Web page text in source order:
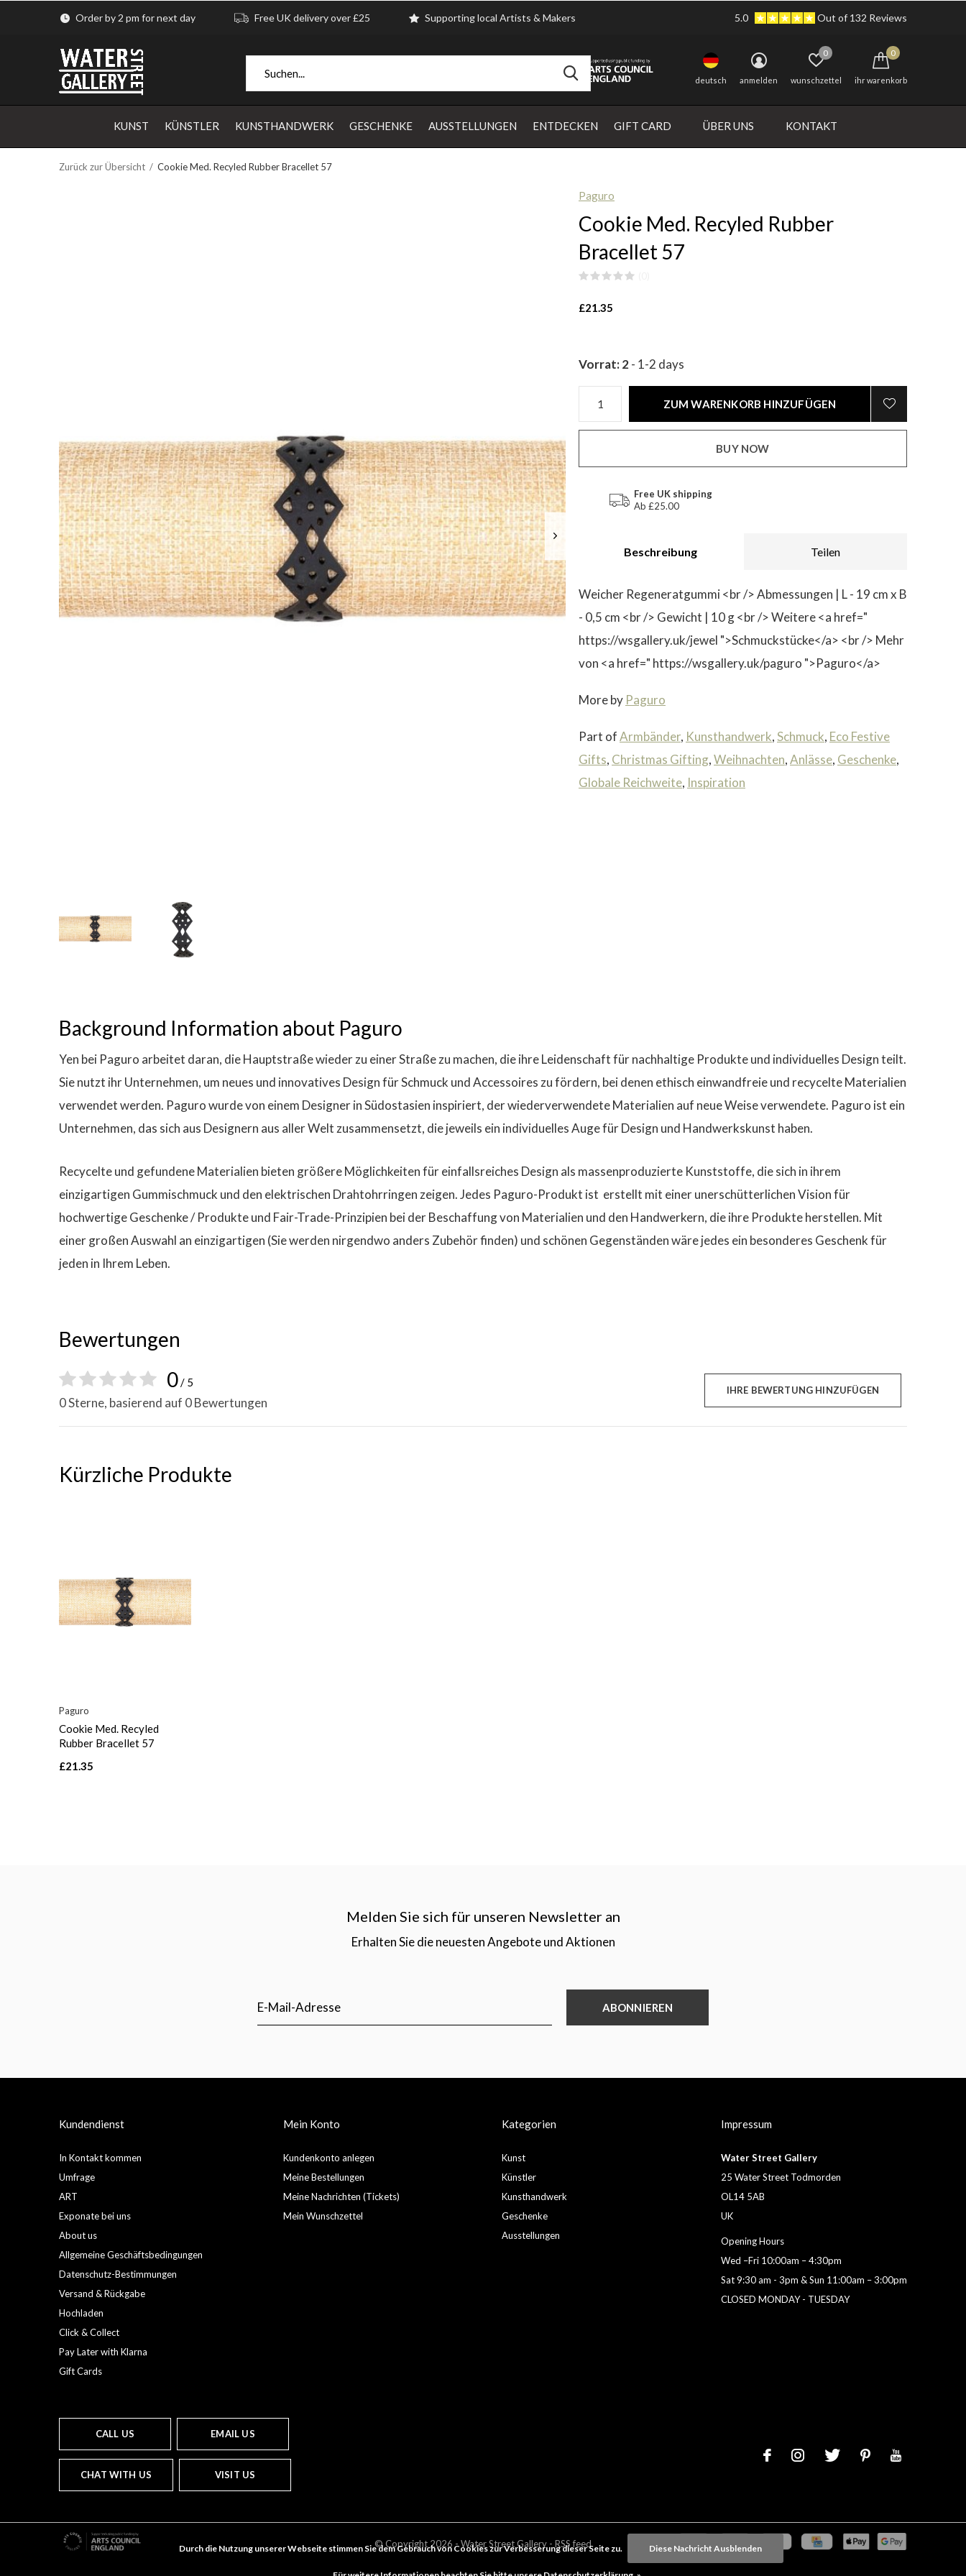
KUNST KÜNSTLER KUNSTHANDWERK GESCHENKE AUSSTELLUNGEN ENTDECKEN GIFT CARD ÜBER UNS KONTAKT
deutsch anmelden wunschzettel
0
ihr warenkorb
0
Order by 2 pm for next day Free UK delivery over £25 Supporting local Artists & Makers 5.0 Out of 132 Reviews
Zurück zur Übersicht Cookie Med. Recyled Rubber Bracellet 57
Paguro
Cookie Med. Recyled Rubber
Bracellet 57
£21.35
Vorrat: 2- 1-2 days
ZUM WARENKORB HINZUFÜGEN
BUY NOW
Free UK shipping
Ab £25.00
Beschreibung Teilen
Weicher Regeneratgummi <br /> Abmessungen | L - 19 cm x B
- 0,5 cm <br /> Gewicht | 10 g <br /> Weitere <a href="
https://wsgallery.uk/jewel ">Schmuckstücke</a> <br /> Mehr
von <a href=" https://wsgallery.uk/paguro ">Paguro</a>
More by Paguro
Part ofArmbänder, Kunsthandwerk,Schmuck, Eco Festive
Gifts, Christmas Gifting,Weihnachten,Anlässe, Geschenke,
Globale Reichweite, Inspiration
Background Information about Paguro
Yen bei Paguro arbeitet daran, die Hauptstraße wieder zu einer Straße zu machen, die ihre Leidenschaft für nachhaltige Produkte und individuelles Design teilt.
Sie nutzt ihr Unternehmen, um neues und innovatives Design für Schmuck und Accessoires zu fördern, bei denen ethisch einwandfreie und recycelte Materialien
verwendet werden. Paguro wurde von einem Designer in Südostasien inspiriert, der wiederverwendete Materialien auf neue Weise verwendete. Paguro ist ein
Unternehmen, das sich aus Designern aus aller Welt zusammensetzt, die jeweils ein individuelles Auge für Design und Handwerkskunst haben.
Recycelte und gefundene Materialien bieten größere Möglichkeiten für einfallsreiches Design als massenproduzierte Kunststoffe, die sich in ihrem
einzigartigen Gummischmuck und den elektrischen Drahtohrringen zeigen. Jedes Paguro-Produkt ist erstellt mit einer unerschütterlichen Vision für
hochwertige Geschenke / Produkte und Fair-Trade-Prinzipien bei der Beschaffung von Materialien und den Handwerkern, die ihre Produkte herstellen. Mit
einer großen Auswahl an einzigartigen (Sie werden nirgendwo anders Zubehör finden) und schönen Gegenständen wäre jedes ein besonderes Geschenk für
jeden in Ihrem Leben.
Bewertungen
0/ 5
0 Sterne, basierend auf 0 Bewertungen
IHRE BEWERTUNG HINZUFÜGEN
Kürzliche Produkte
Paguro
Cookie Med. Recyled
Rubber Bracellet 57
£21.35
Melden Sie sich für unseren Newsletter an
Erhalten Sie die neuesten Angebote und Aktionen
ABONNIEREN
Kundendienst
In Kontakt kommen
Umfrage
ART
Exponate bei uns
About us
Allgemeine Geschäftsbedingungen
Datenschutz-Bestimmungen
Versand & Rückgabe
Hochladen
Click & Collect
Pay Later with Klarna
Gift Cards
Mein Konto
Kundenkonto anlegen
Meine Bestellungen
Meine Nachrichten (Tickets)
Mein Wunschzettel
Kategorien
Kunst
Künstler
Kunsthandwerk
Geschenke
Ausstellungen
Impressum
Water Street Gallery
25 Water Street Todmorden
OL14 5AB
UK
Opening Hours
Wed –Fri 10:00am – 4:30pm
Sat 9:30 am - 3pm & Sun 11:00am – 3:00pm
CLOSED MONDAY - TUESDAY
CALL US EMAIL US
CHAT WITH US VISIT US
© Copyright 2026 - Water Street Gallery - RSS feed
Durch die Nutzung unserer Webseite stimmen Sie dem Gebrauch von Cookies zur Verbesserung dieser Seite zu. Diese Nachricht Ausblenden